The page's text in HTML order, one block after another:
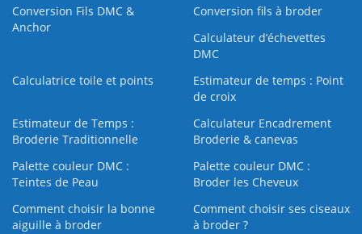
Conversion Fils DMC &
Anchor
Conversion fils à broder
Calculateur d’échevettes
DMC
Calculatrice toile et points
Estimateur de temps : Point
de croix
Estimateur de Temps :
Broderie Traditionnelle
Calculateur Encadrement
Broderie & canevas
Palette couleur DMC :
Teintes de Peau
Palette couleur DMC :
Broder les Cheveux
Comment choisir la bonne
aiguille à broder
Comment choisir ses ciseaux
à broder ?